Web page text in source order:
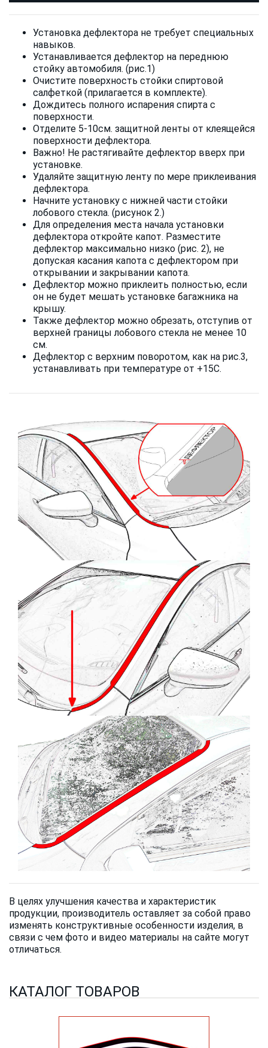
Установка дефлектора не требует специальных
навыков.
Устанавливается дефлектор на переднюю
стойку автомобиля. (рис.1)
Очистите поверхность стойки спиртовой
салфеткой (прилагается в комплекте).
Дождитесь полного испарения спирта с
поверхности.
Отделите 5-10см. защитной ленты от клеящейся
поверхности дефлектора.
Важно! Не растягивайте дефлектор вверх при
установке.
Удаляйте защитную ленту по мере приклеивания
дефлектора.
Начните установку с нижней части стойки
лобового стекла. (рисунок 2.)
Для определения места начала установки
дефлектора откройте капот. Разместите
дефлектор максимально низко (рис. 2), не
допуская касания капота с дефлектором при
открывании и закрывании капота.
Дефлектор можно приклеить полностью, если
он не будет мешать установке багажника на
крышу.
Также дефлектор можно обрезать, отступив от
верхней границы лобового стекла не менее 10
см.
Дефлектор с верхним поворотом, как на рис.3,
устанавливать при температуре от +15С.
В целях улучшения качества и характеристик
продукции, производитель оставляет за собой право
изменять конструктивные особенности изделия, в
связи с чем фото и видео материалы на сайте могут
отличаться.
КАТАЛОГ ТОВАРОВ